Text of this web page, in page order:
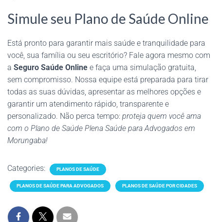
Simule seu Plano de Saúde Online
Está pronto para garantir mais saúde e tranquilidade para
você, sua família ou seu escritório? Fale agora mesmo com
a Seguro Saúde Online e faça uma simulação gratuita,
sem compromisso. Nossa equipe está preparada para tirar
todas as suas dúvidas, apresentar as melhores opções e
garantir um atendimento rápido, transparente e
personalizado. Não perca tempo: proteja quem você ama
com o Plano de Saúde Plena Saúde para Advogados em
Morungaba!
Categories: PLANOS DE SAÚDE
PLANOS DE SAÚDE PARA ADVOGADOS PLANOS DE SAÚDE POR CIDADES